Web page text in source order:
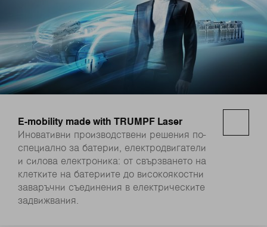
E-mobility made with TRUMPF Laser
Иновативни производствени решения по-
специално за батерии, електродвигатели
и силова електроника: от свързването на
клетките на батериите до високоякостни
заваръчни съединения в електрическите
задвижвания.